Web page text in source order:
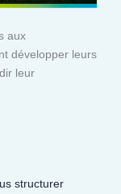
aux
développer leurs
leur
structurer